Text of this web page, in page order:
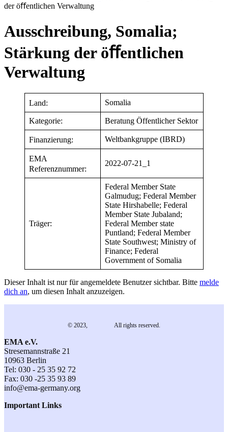
der öﬀentlichen Verwaltung
Ausschreibung, Somalia;
Stärkung der öﬀentlichen
Verwaltung
Land: Somalia
Kategorie: Beratung Öffentlicher Sektor
Finanzierung: Weltbankgruppe (IBRD)
EMA
Referenznummer:
2022-07-21_1
Träger:
Federal Member State
Galmudug; Federal Member
State Hirshabelle; Federal
Member State Jubaland;
Federal Member state
Puntland; Federal Member
State Southwest; Ministry of
Finance; Federal
Government of Somalia
Dieser Inhalt ist nur für angemeldete Benutzer sichtbar. Bitte melde
dich an, um diesen Inhalt anzuzeigen.
© 2023, All rights reserved.
EMA e.V.
Stresemannstraße 21
10963 Berlin
Tel: 030 - 25 35 92 72
Fax: 030 -25 35 93 89
info@ema-germany.org
Important Links